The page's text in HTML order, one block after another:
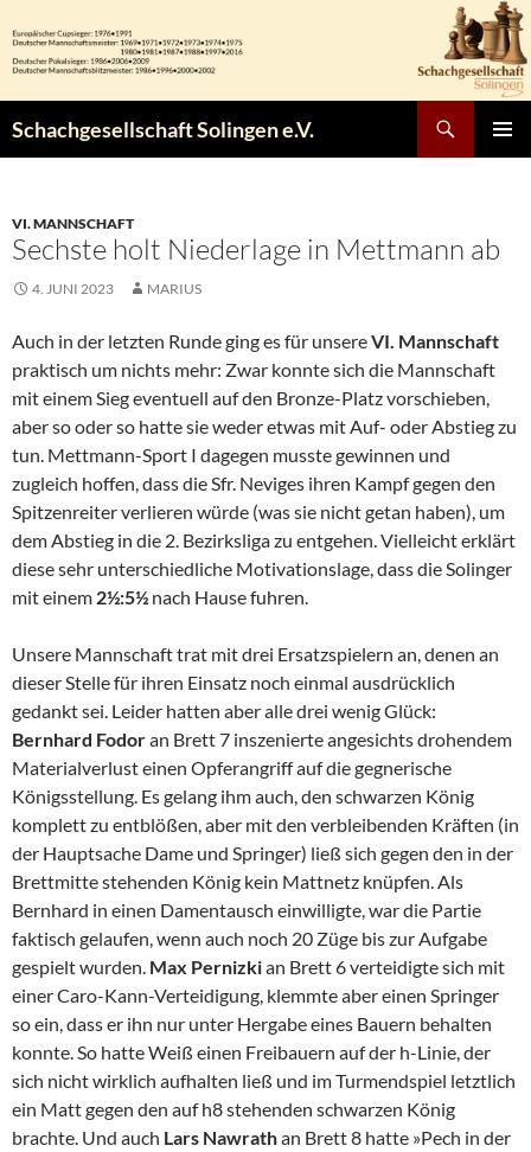
Inhalt
springen
Schachgesellschaft Solingen e.V.
VI. MANNSCHAFT
Sechste holt Niederlage in Mettmann ab
4. JUNI 2023 MARIUS
Auch in der letzten Runde ging es für unsereVI. Mannschaft
praktisch um nichts mehr: Zwar konnte sich die Mannschaft
mit einem Sieg eventuell auf den Bronze-Platz vorschieben,
aber so oder so hatte sie weder etwas mit Auf- oder Abstieg zu
tun. Mettmann-Sport I dagegen musste gewinnen und
zugleich hoffen, dass die Sfr. Neviges ihren Kampf gegen den
Spitzenreiter verlieren würde (was sie nicht getan haben), um
dem Abstieg in die 2. Bezirksliga zu entgehen. Vielleicht erklärt
diese sehr unterschiedliche Motivationslage, dass die Solinger
mit einem 2½:5½ nach Hause fuhren.
Unsere Mannschaft trat mit drei Ersatzspielern an, denen an
dieser Stelle für ihren Einsatz noch einmal ausdrücklich
gedankt sei. Leider hatten aber alle drei wenig Glück:
Bernhard Fodoran Brett 7 inszenierte angesichts drohendem
Materialverlust einen Opferangriff auf die gegnerische
Königsstellung. Es gelang ihm auch, den schwarzen König
komplett zu entblößen, aber mit den verbleibenden Kräften (in
der Hauptsache Dame und Springer) ließ sich gegen den in der
Brettmitte stehenden König kein Mattnetz knüpfen. Als
Bernhard in einen Damentausch einwilligte, war die Partie
faktisch gelaufen, wenn auch noch 20 Züge bis zur Aufgabe
gespielt wurden. Max Pernizkian Brett 6 verteidigte sich mit
einer Caro-Kann-Verteidigung, klemmte aber einen Springer
so ein, dass er ihn nur unter Hergabe eines Bauern behalten
konnte. So hatte Weiß einen Freibauern auf der h-Linie, der
sich nicht wirklich aufhalten ließ und im Turmendspiel letztlich
ein Matt gegen den auf h8 stehenden schwarzen König
brachte. Und auch Lars Nawrathan Brett 8 hatte »Pech in der